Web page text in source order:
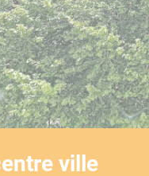
ville